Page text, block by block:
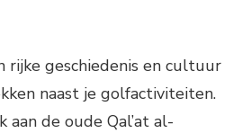
rijke geschiedenis en cultuur
naast je golfactiviteiten.
aan de oude Qal’at al-